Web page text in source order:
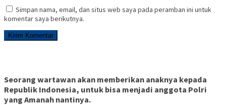
Simpan nama, email, dan situs web saya pada peramban ini untuk
komentar saya berikutnya.
Seorang wartawan akan memberikan anaknya kepada
Republik Indonesia, untuk bisa menjadi anggota Polri
yang Amanah nantinya.